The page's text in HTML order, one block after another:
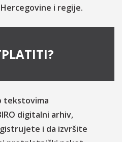
i regije.
tekstovima
digitalni arhiv,
i da izvršite